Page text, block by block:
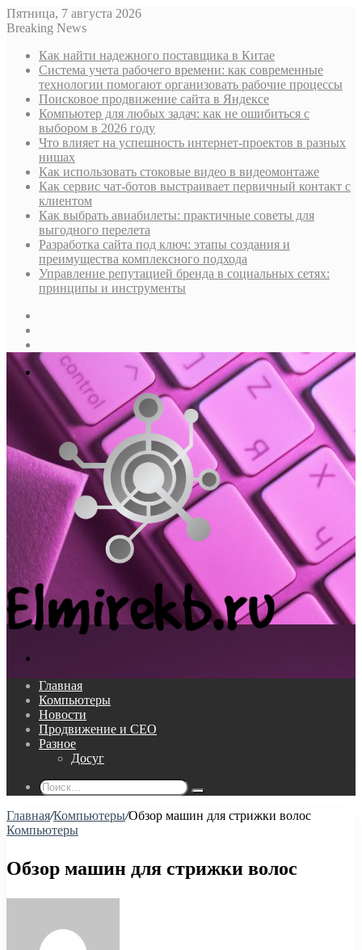
Пятница, 7 августа 2026
Breaking News
Как найти надежного поставщика в Китае
Система учета рабочего времени: как современные
технологии помогают организовать рабочие процессы
Поисковое продвижение сайта в Яндексе
Компьютер для любых задач: как не ошибиться с
выбором в 2026 году
Что влияет на успешность интернет-проектов в разных
нишах
Как использовать стоковые видео в видеомонтаже
Как сервис чат-ботов выстраивает первичный контакт с
клиентом
Как выбрать авиабилеты: практичные советы для
выгодного перелета
Разработка сайта под ключ: этапы создания и
преимущества комплексного подхода
Управление репутацией бренда в социальных сетях:
принципы и инструменты
In
Меню
Главная
Компьютеры
Новости
Продвижение и СЕО
Разное
Досуг
Поиск...
Главная/Компьютеры/Обзор машин для стрижки волос
Компьютеры
Обзор машин для стрижки волос